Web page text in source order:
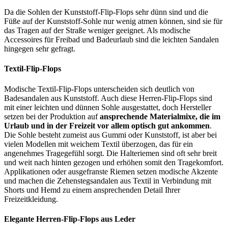
Da die Sohlen der Kunststoff-Flip-Flops sehr dünn sind und die
Füße auf der Kunststoff-Sohle nur wenig atmen können, sind sie für
das Tragen auf der Straße weniger geeignet. Als modische
Accessoires für Freibad und Badeurlaub sind die leichten Sandalen
hingegen sehr gefragt.
Textil-Flip-Flops
Modische Textil-Flip-Flops unterscheiden sich deutlich von
Badesandalen aus Kunststoff. Auch diese Herren-Flip-Flops sind
mit einer leichten und dünnen Sohle ausgestattet, doch Hersteller
setzen bei der Produktion aufansprechende Materialmixe, die im
Urlaub und in der Freizeit vor allem optisch gut ankommen.
Die Sohle besteht zumeist aus Gummi oder Kunststoff, ist aber bei
vielen Modellen mit weichem Textil überzogen, das für ein
angenehmes Tragegefühl sorgt. Die Halteriemen sind oft sehr breit
und weit nach hinten gezogen und erhöhen somit den Tragekomfort.
Applikationen oder ausgefranste Riemen setzen modische Akzente
und machen die Zehenstegsandalen aus Textil in Verbindung mit
Shorts und Hemd zu einem ansprechenden Detail Ihrer
Freizeitkleidung.
Elegante Herren-Flip-Flops aus Leder